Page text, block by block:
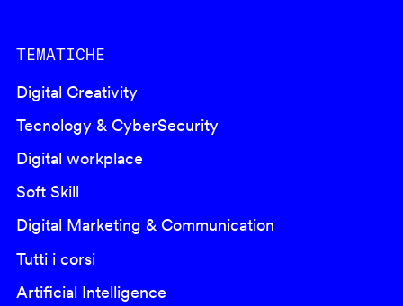
TEMATICHE
Digital Creativity
Tecnology & CyberSecurity
Digital workplace
Soft Skill
Digital Marketing & Communication
Tutti i corsi
Artificial Intelligence